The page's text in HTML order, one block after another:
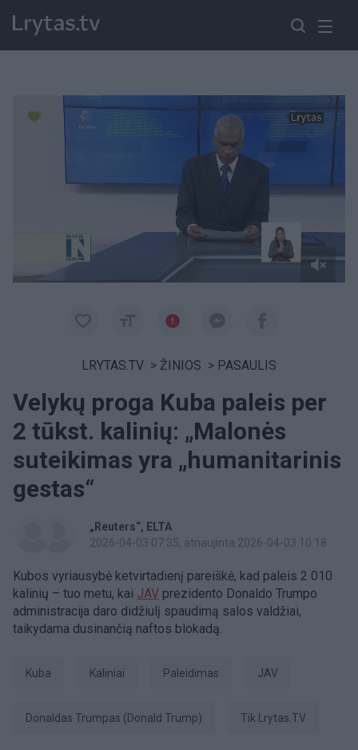
Paremkite Ukrainą
LRYTAS.TV > ŽINIOS > PASAULIS
Velykų proga Kuba paleis per
2 tūkst. kalinių: „Malonės
suteikimas yra „humanitarinis
gestas“
„Reuters“
ELTA
2026-04-03 07:35, atnaujinta 2026-04-03 10:18
Kubos vyriausybė ketvirtadienį pareiškė, kad paleis 2 010
kalinių – tuo metu, kai JAV prezidento Donaldo Trumpo
administracija daro didžiulį spaudimą salos valdžiai,
taikydama dusinančią naftos blokadą.
Kuba Kaliniai paleidimas JAV
Donaldas Trumpas (Donald Trump) tik Lrytas.TV